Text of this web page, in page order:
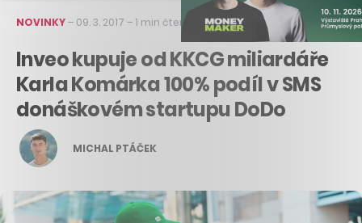
NOVINKY– 09. 3. 2017 –1 min čtení
Inveo kupuje od KKCG miliardáře
Karla Komárka 100% podíl v SMS
donáškovém startupu DoDo
MICHAL PTÁČEK